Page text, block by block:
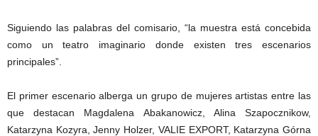
Siguiendo las palabras del comisario, “la muestra está concebida
como un teatro imaginario donde existen tres escenarios
principales”.
El primer escenario alberga un grupo de mujeres artistas entre las
que destacan Magdalena Abakanowicz, Alina Szapocznikow,
Katarzyna Kozyra, Jenny Holzer, VALIE EXPORT, Katarzyna Górna